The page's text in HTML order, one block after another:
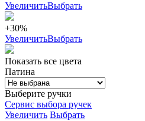
УвеличитьВыбрать
+30%
УвеличитьВыбрать
Показать все цвета
Патина
Выберите ручки
Сервис выбора ручек
Увеличить Выбрать